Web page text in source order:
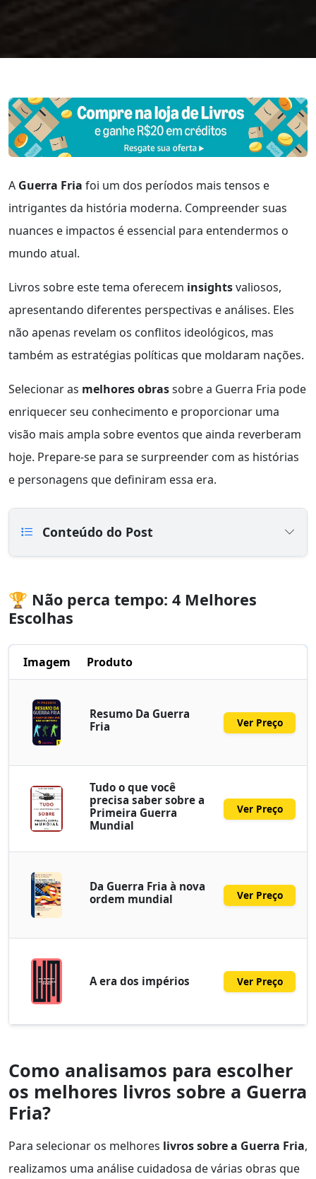
A Guerra Fria foi um dos períodos mais tensos e
intrigantes da história moderna. Compreender suas
nuances e impactos é essencial para entendermos o
mundo atual.
Livros sobre este tema oferecem insightsvaliosos,
apresentando diferentes perspectivas e análises. Eles
não apenas revelam os conflitos ideológicos, mas
também as estratégias políticas que moldaram nações.
Selecionar as melhores obrassobre a Guerra Fria pode
enriquecer seu conhecimento e proporcionar uma
visão mais ampla sobre eventos que ainda reverberam
hoje. Prepare-se para se surpreender com as histórias
e personagens que definiram essa era.
Conteúdo do Post
🏆 Não perca tempo: 4 Melhores
Escolhas
Imagem Produto
Resumo Da Guerra
Fria
Ver Preço
Tudo o que você
precisa saber sobre a
Primeira Guerra
Mundial
Ver Preço
Da Guerra Fria à nova
ordem mundial
Ver Preço
A era dos impérios Ver Preço
Como analisamos para escolher
os melhores livros sobre a Guerra
Fria?
Para selecionar os melhores livros sobre a Guerra Fria,
realizamos uma análise cuidadosa de várias obras que